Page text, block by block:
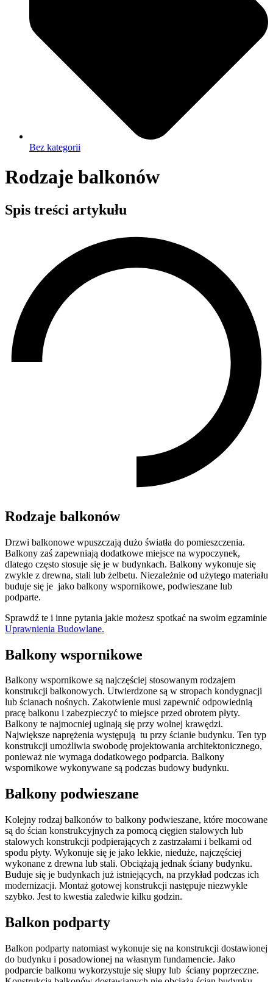
Bez kategorii
Rodzaje balkonów
Spis treści artykułu
Rodzaje balkonów
Drzwi balkonowe wpuszczają dużo światła do pomieszczenia.
Balkony zaś zapewniają dodatkowe miejsce na wypoczynek,
dlatego często stosuje się je w budynkach. Balkony wykonuje się
zwykle z drewna, stali lub żelbetu. Niezależnie od użytego materiału
buduje się je jako balkony wspornikowe, podwieszane lub
podparte.
Sprawdź te i inne pytania jakie możesz spotkać na swoim egzaminie
Uprawnienia Budowlane.
Balkony wspornikowe
Balkony wspornikowe są najczęściej stosowanym rodzajem
konstrukcji balkonowych. Utwierdzone są w stropach kondygnacji
lub ścianach nośnych. Zakotwienie musi zapewnić odpowiednią
pracę balkonu i zabezpieczyć to miejsce przed obrotem płyty.
Balkony te najmocniej uginają się przy wolnej krawędzi.
Największe naprężenia występują tu przy ścianie budynku. Ten typ
konstrukcji umożliwia swobodę projektowania architektonicznego,
ponieważ nie wymaga dodatkowego podparcia. Balkony
wspornikowe wykonywane są podczas budowy budynku.
Balkony podwieszane
Kolejny rodzaj balkonów to balkony podwieszane, które mocowane
są do ścian konstrukcyjnych za pomocą cięgien stalowych lub
stalowych konstrukcji podpierających z zastrzałami i belkami od
spodu płyty. Wykonuje się je jako lekkie, nieduże, najczęściej
wykonane z drewna lub stali. Obciążają jednak ściany budynku.
Buduje się je budynkach już istniejących, na przykład podczas ich
modernizacji. Montaż gotowej konstrukcji następuje niezwykle
szybko. Jest to kwestia zaledwie kilku godzin.
Balkon podparty
Balkon podparty natomiast wykonuje się na konstrukcji dostawionej
do budynku i posadowionej na własnym fundamencie. Jako
podparcie balkonu wykorzystuje się słupy lub ściany poprzeczne.